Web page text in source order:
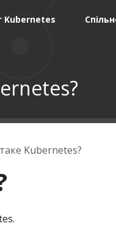
Kubernetes
Kubernetes?